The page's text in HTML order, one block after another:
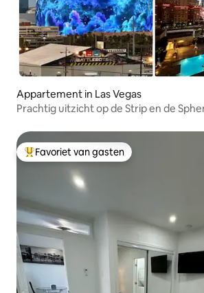
Appartement in Las Vegas
Prachtig uitzicht op de Strip en de
Topfavoriet van gasten
Favoriet van gasten